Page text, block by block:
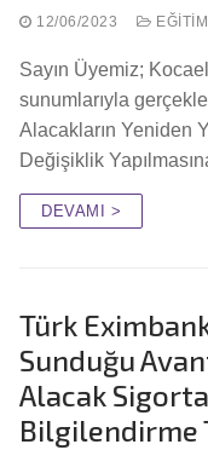
12/06/2023
Sayın Üyemiz;
sunumlarıyla
Alacakların Yeniden
Değişiklik
DEVAMI >
Türk
Sunduğu
Alacak
Bilgilendirme